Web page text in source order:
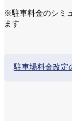
※駐車料金のシミ
ます
駐車場料金改定